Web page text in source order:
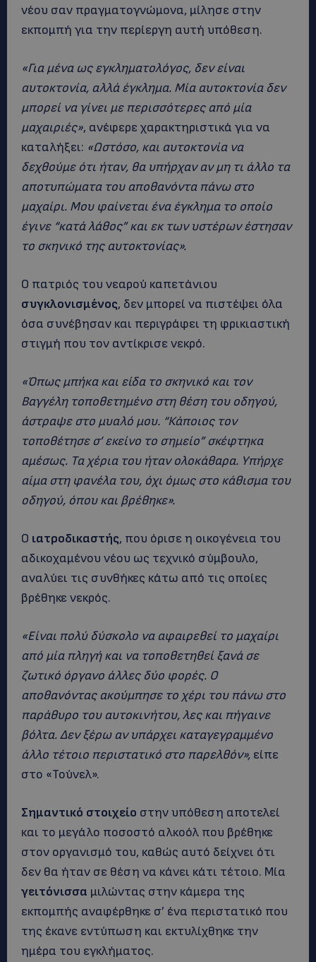
νέου σαν πραγματογνώμονα, μίλησε στην
εκπομπή για την περίεργη αυτή υπόθεση.
«Για μένα ως εγκληματολόγος, δεν είναι
αυτοκτονία, αλλά έγκλημα. Μία αυτοκτονία δεν
μπορεί να γίνει με περισσότερες από μία
μαχαιριές», ανέφερε χαρακτηριστικά για να
καταλήξει: «Ωστόσο, και αυτοκτονία να
δεχθούμε ότι ήταν, θα υπήρχαν αν μη τι άλλο τα
αποτυπώματα του αποθανόντα πάνω στο
μαχαίρι. Μου φαίνεται ένα έγκλημα το οποίο
έγινε “κατά λάθος” και εκ των υστέρων έστησαν
το σκηνικό της αυτοκτονίας».
Ο πατριός του νεαρού καπετάνιου
συγκλονισμένος, δεν μπορεί να πιστέψει όλα
όσα συνέβησαν και περιγράφει τη φρικιαστική
στιγμή που τον αντίκρισε νεκρό.
«Όπως μπήκα και είδα το σκηνικό και τον
Βαγγέλη τοποθετημένο στη θέση του οδηγού,
άστραψε στο μυαλό μου. “Κάποιος τον
τοποθέτησε σ’ εκείνο το σημείο” σκέφτηκα
αμέσως. Τα χέρια του ήταν ολοκάθαρα. Υπήρχε
αίμα στη φανέλα του, όχι όμως στο κάθισμα του
οδηγού, όπου και βρέθηκε».
Ο ιατροδικαστής, που όρισε η οικογένεια του
αδικοχαμένου νέου ως τεχνικό σύμβουλο,
αναλύει τις συνθήκες κάτω από τις οποίες
βρέθηκε νεκρός.
«Είναι πολύ δύσκολο να αφαιρεθεί το μαχαίρι
από μία πληγή και να τοποθετηθεί ξανά σε
ζωτικό όργανο άλλες δύο φορές. Ο
αποθανόντας ακούμπησε το χέρι του πάνω στο
παράθυρο του αυτοκινήτου, λες και πήγαινε
βόλτα. Δεν ξέρω αν υπάρχει καταγεγραμμένο
άλλο τέτοιο περιστατικό στο παρελθόν», είπε
στο «Τούνελ».
Σημαντικό στοιχείο στην υπόθεση αποτελεί
και το μεγάλο ποσοστό αλκοόλ που βρέθηκε
στον οργανισμό του, καθώς αυτό δείχνει ότι
δεν θα ήταν σε θέση να κάνει κάτι τέτοιο. Μία
γειτόνισσα μιλώντας στην κάμερα της
εκπομπής αναφέρθηκε σ’ ένα περιστατικό που
της έκανε εντύπωση και εκτυλίχθηκε την
ημέρα του εγκλήματος.